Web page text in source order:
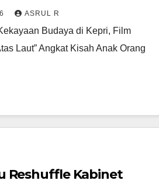
Anak Orang Laut
ASRUL R
Budaya di Kepri, Film
Laut” Angkat Kisah Anak Orang
Reshuffle Kabinet